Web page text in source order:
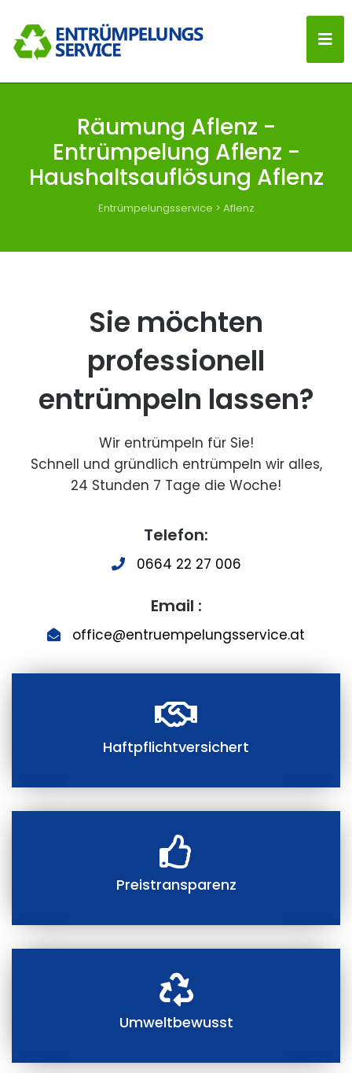
Räumung Aflenz -
Entrümpelung Aflenz -
Haushaltsauflösung Aflenz
Entrümpelungsservice > Aflenz
Sie möchten
professionell
entrümpeln lassen?
Wir entrümpeln für Sie!
Schnell und gründlich entrümpeln wir alles,
24 Stunden 7 Tage die Woche!
Telefon:
0664 22 27 006
Email :
office@entruempelungsservice.at
Haftpflichtversichert
Preistransparenz
Umweltbewusst